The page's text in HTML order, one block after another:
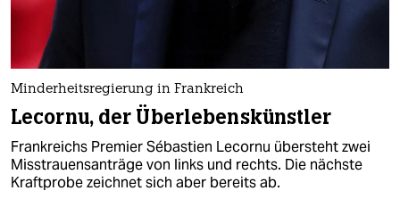
Minderheitsregierung in Frankreich
Lecornu, der Überlebenskünstler
Frankreichs Premier Sébastien Lecornu übersteht zwei
Misstrauensanträge von links und rechts. Die nächste
Kraftprobe zeichnet sich aber bereits ab.